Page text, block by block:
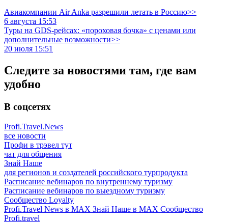
Авиакомпании Air Anka разрешили летать в Россию>>
6 августа 15:53
Туры на GDS-рейсах: «пороховая бочка» с ценами или
дополнительные возможности>>
20 июля 15:51
Следите за новостями там, где вам
удобно
В соцсетях
Profi.Travel.News
все новости
Профи в трэвел тут
чат для общения
Знай Наше
для регионов и создателей российского турпродукта
Расписание вебинаров по внутреннему туризму
Расписание вебинаров по выездному туризму
Сообщество Loyalty
Profi.Travel News в MAX Знай Наше в MAX Сообщество
Profi.travel